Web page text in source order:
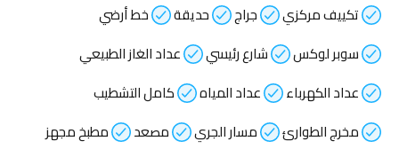
تكييف مركزي
جراج حديقة
خط أرضي
سوبر لوكس
شارع رئيسي
عداد الغاز الطبيعي
عداد الكهرباء
عداد المياه
كامل التشطيب
مخرج الطوارئ
مسار الجري مصعد مطبخ مجهز